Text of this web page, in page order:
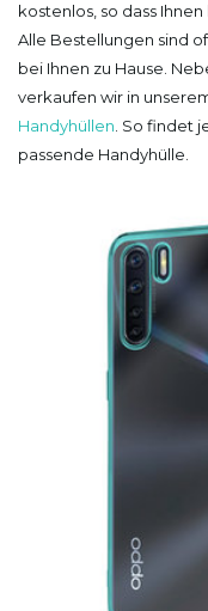
kostenlos, so dass
Alle Bestellungen sind
bei Ihnen zu Hause.
verkaufen wir in
Handyhüllen . So findet
passende Handyhülle.